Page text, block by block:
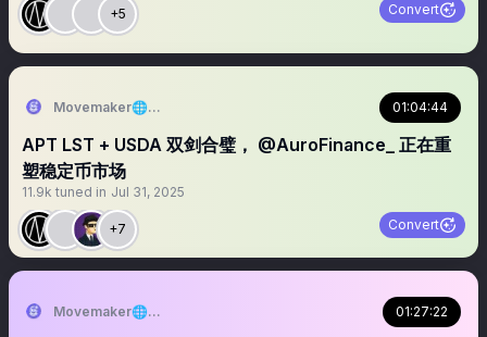
+5 Convert
Movemaker🌐Aptos华语社区 01:04:44
APT LST + USDA 双剑合璧， @AuroFinance_ 正在重
塑稳定币市场
11.9k tuned in Jul 31, 2025
+7 Convert
Movemaker🌐Aptos华语社区 01:27:22